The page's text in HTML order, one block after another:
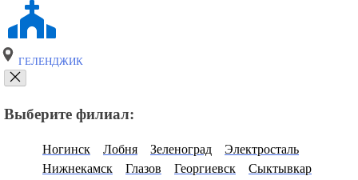
ГЕЛЕНДЖИК
Выберите филиал:
Ногинск Лобня Зеленоград
Электросталь
Нижнекамск
Глазов Георгиевск
Сыктывкар